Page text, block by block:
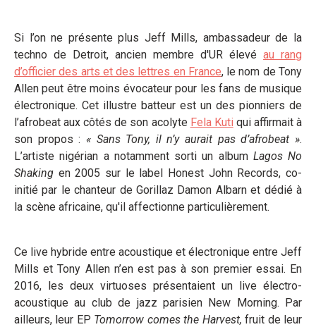
Si l’on ne présente plus Jeff Mills, ambassadeur de la
techno de Detroit, ancien membre d'UR élevé au rang
d’officier des arts et des lettres en France, le nom de Tony
Allen peut être moins évocateur pour les fans de musique
électronique. Cet illustre batteur est un des pionniers de
l’afrobeat aux côtés de son acolyte Fela Kuti qui affirmait à
son propos : « Sans Tony, il n’y aurait pas d’afrobeat ».
L’artiste nigérian a notamment sorti un album Lagos No
Shaking en 2005 sur le label Honest John Records, co-
initié par le chanteur de Gorillaz Damon Albarn et dédié à
la scène africaine, qu'il affectionne particulièrement.
Ce live hybride entre acoustique et électronique entre Jeff
Mills et Tony Allen n’en est pas à son premier essai. En
2016, les deux virtuoses présentaient un live électro-
acoustique au club de jazz parisien New Morning. Par
ailleurs, leur EP Tomorrow comes the Harvest, fruit de leur